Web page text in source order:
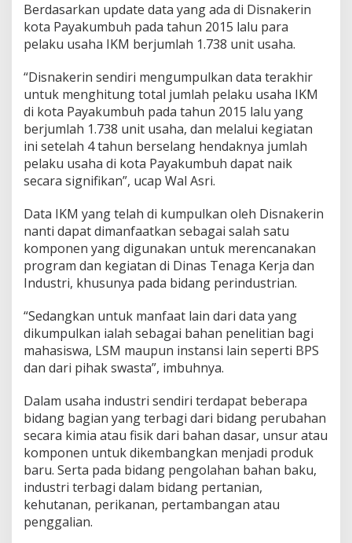
n
R
a
t
T
e
k
i
s
Berdasarkan update data yang ada di Disnakerin
kota Payakumbuh pada tahun 2015 lalu para
pelaku usaha IKM berjumlah 1.738 unit usaha.
“Disnakerin sendiri mengumpulkan data terakhir
untuk menghitung total jumlah pelaku usaha IKM
di kota Payakumbuh pada tahun 2015 lalu yang
berjumlah 1.738 unit usaha, dan melalui kegiatan
ini setelah 4 tahun berselang hendaknya jumlah
pelaku usaha di kota Payakumbuh dapat naik
secara signifikan”, ucap Wal Asri.
Data IKM yang telah di kumpulkan oleh Disnakerin
nanti dapat dimanfaatkan sebagai salah satu
komponen yang digunakan untuk merencanakan
program dan kegiatan di Dinas Tenaga Kerja dan
Industri, khusunya pada bidang perindustrian.
“Sedangkan untuk manfaat lain dari data yang
dikumpulkan ialah sebagai bahan penelitian bagi
mahasiswa, LSM maupun instansi lain seperti BPS
dan dari pihak swasta”, imbuhnya.
Dalam usaha industri sendiri terdapat beberapa
bidang bagian yang terbagi dari bidang perubahan
secara kimia atau fisik dari bahan dasar, unsur atau
komponen untuk dikembangkan menjadi produk
baru. Serta pada bidang pengolahan bahan baku,
industri terbagi dalam bidang pertanian,
kehutanan, perikanan, pertambangan atau
penggalian.